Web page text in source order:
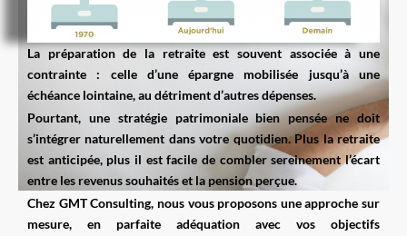
La préparation de la retraite est souvent associée à une
contrainte : celle d’une épargne mobilisée jusqu’à une
échéance lointaine, au détriment d’autres dépenses.
Pourtant, une stratégie patrimoniale bien pensée ne doit
s’intégrer naturellement dans votre quotidien. Plus la retraite
est anticipée, plus il est facile de combler sereinement l’écart
entre les revenus souhaités et la pension perçue.
Chez GMT Consulting, nous vous proposons une approche sur
mesure, en parfaite adéquation avec vos objectifs